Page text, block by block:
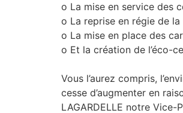
o La mise en service des
o La reprise en régie de
o La mise en place des
o Et la création de l’éco-
Vous l’aurez compris,
cesse d’augmenter en
LAGARDELLE notre